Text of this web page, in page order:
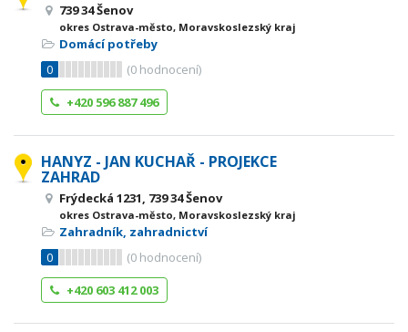
739 34 Šenov
okres Ostrava-město, Moravskoslezský kraj
Domácí potřeby
0
(0 hodnocení)
+420 596 887 496
HANYZ - JAN KUCHAŘ - PROJEKCE
ZAHRAD
Frýdecká 1231, 739 34 Šenov
okres Ostrava-město, Moravskoslezský kraj
Zahradník, zahradnictví
0
(0 hodnocení)
+420 603 412 003